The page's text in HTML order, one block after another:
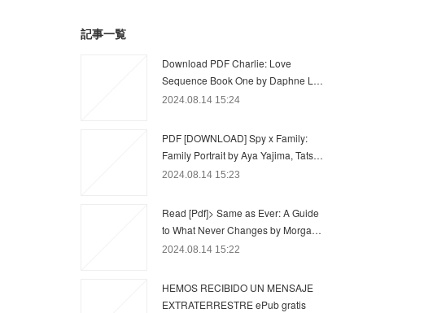
記事一覧
Download PDF Charlie: Love
Sequence Book One by Daphne L…
2024.08.14 15:24
PDF [DOWNLOAD] Spy x Family:
Family Portrait by Aya Yajima, Tats…
2024.08.14 15:23
Read [Pdf]> Same as Ever: A Guide
to What Never Changes by Morga…
2024.08.14 15:22
HEMOS RECIBIDO UN MENSAJE
EXTRATERRESTRE ePub gratis